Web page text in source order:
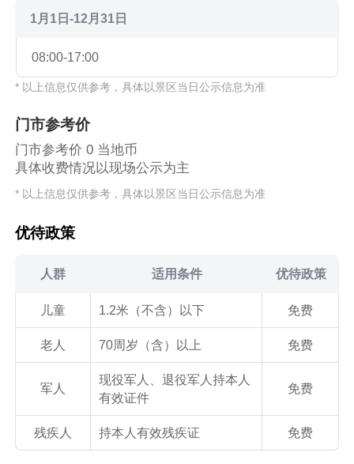
1月1日-12月31日
08:00-17:00
* 以上信息仅供参考，具体以景区当日公示信息为准
门市参考价
门市参考价 0 当地币
具体收费情况以现场公示为主
* 以上信息仅供参考，具体以景区当日公示信息为准
优待政策
人群 适用条件 优待政策
儿童 1.2米（不含）以下 免费
老人 70周岁（含）以上 免费
军人
现役军人、退役军人持本人
有效证件
免费
残疾人 持本人有效残疾证 免费